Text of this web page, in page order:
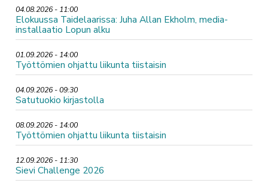
04.08.2026 - 11:00
Elokuussa Taidelaarissa: Juha Allan Ekholm, media-
installaatio Lopun alku
01.09.2026 - 14:00
Työttömien ohjattu liikunta tiistaisin
04.09.2026 - 09:30
Satutuokio kirjastolla
08.09.2026 - 14:00
Työttömien ohjattu liikunta tiistaisin
12.09.2026 - 11:30
Sievi Challenge 2026